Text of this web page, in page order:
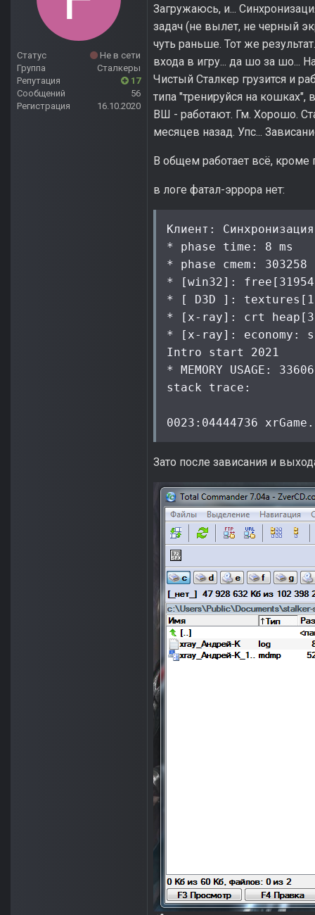
Статус
Не в сети
Группа
Сталкеры
Репутация
17
Сообщений
56
Регистрация
16.10.2020
Загружаюсь, и...
задач (не вылет, не черный
чуть раньше. Тот же
входа в игру... да шо за шо...
Чистый Сталкер грузится и
типа "тренируйся на
ВШ - работают. Гм. Хорошо.
месяцев назад. Упс...
В общем работает всё, кроме
в логе фатал-эррора нет:
Клиент:
* phase time: 8 ms
* phase cmem: 303258
* [win32]:
* [ D3D ]:
* [x-ray]: crt
* [x-ray]: economy:
Intro start 2021
* MEMORY USAGE:
stack trace:
0023:04444736
Зато после зависания и